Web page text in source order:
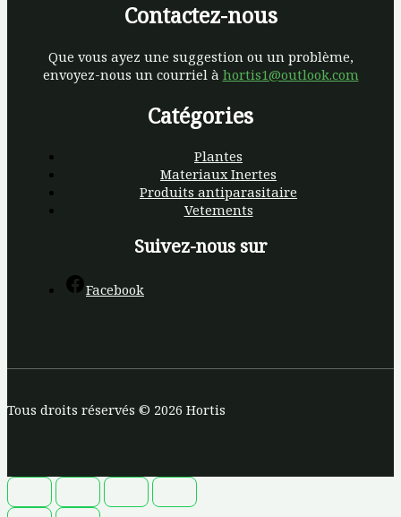
Contactez-nous
Que vous ayez une suggestion ou un problème,
envoyez-nous un courriel à hortis1@outlook.com
Catégories
Plantes
Materiaux Inertes
Produits antiparasitaire
Vetements
Suivez-nous sur
Facebook
Tous droits réservés © 2026 Hortis